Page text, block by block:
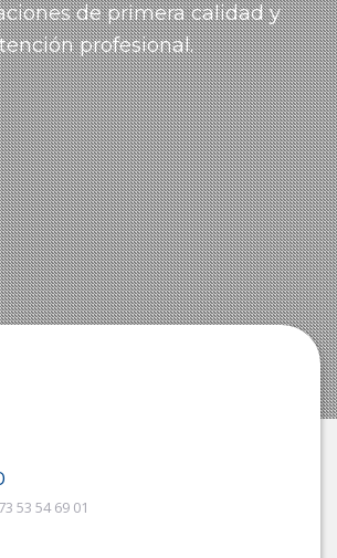
de primera calidad y
profesional.
53 54 69 01